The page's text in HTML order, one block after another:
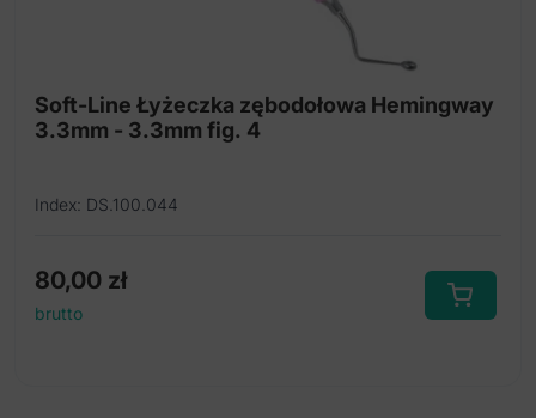
Soft-Line Łyżeczka zębodołowa Hemingway
3.3mm - 3.3mm fig. 4
Index: DS.100.044
80,00 zł
brutto